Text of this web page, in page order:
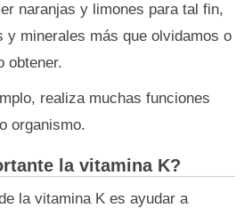
naranjas y limones para tal fin,
y minerales más que olvidamos o
obtener.
realiza muchas funciones
organismo.
la vitamina K?
la vitamina K es ayudar a